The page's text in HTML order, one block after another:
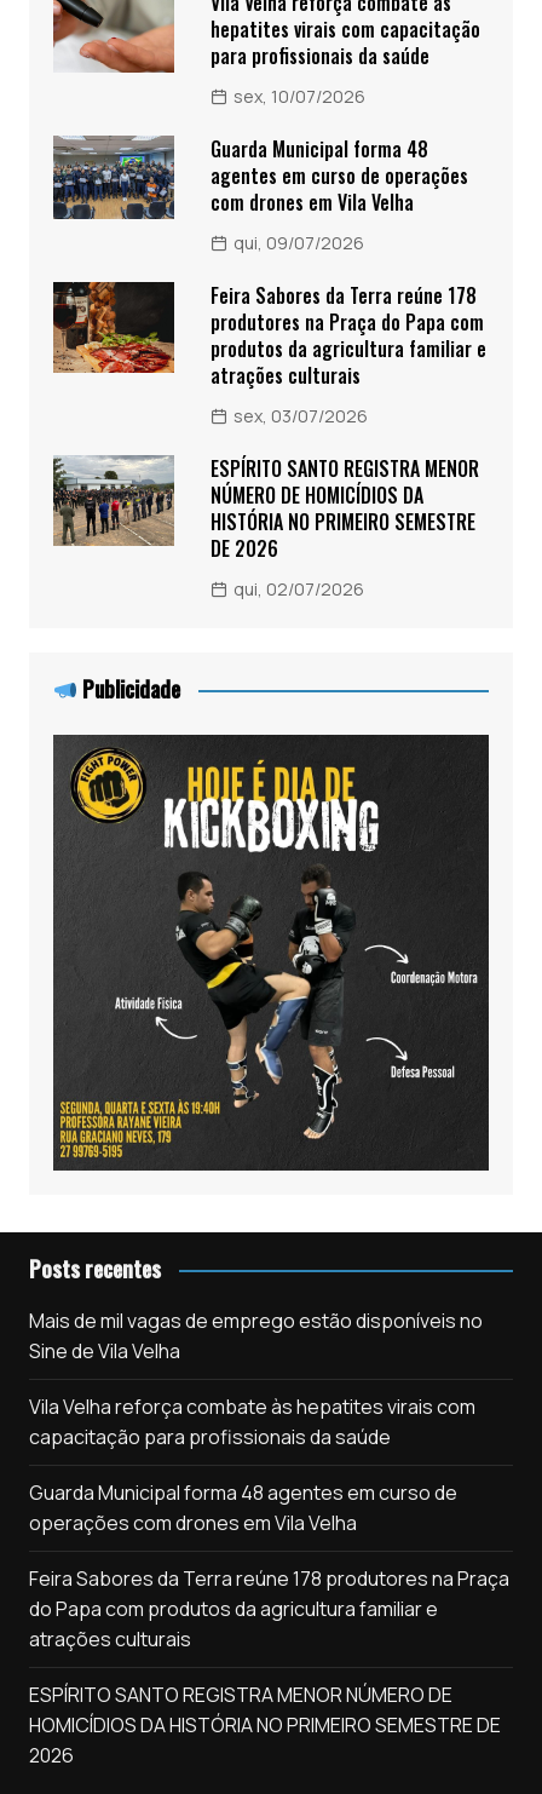
hepatites virais com capacitação
para profissionais da saúde
sex, 10/07/2026
Guarda Municipal forma 48
agentes em curso de operações
com drones em Vila Velha
qui, 09/07/2026
Feira Sabores da Terra reúne 178
produtores na Praça do Papa com
produtos da agricultura familiar e
atrações culturais
sex, 03/07/2026
ESPÍRITO SANTO REGISTRA MENOR
NÚMERO DE HOMICÍDIOS DA
HISTÓRIA NO PRIMEIRO SEMESTRE
DE 2026
qui, 02/07/2026
Publicidade
Posts recentes
Mais de mil vagas de emprego estão disponíveis no
Sine de Vila Velha
Vila Velha reforça combate às hepatites virais com
capacitação para profissionais da saúde
Guarda Municipal forma 48 agentes em curso de
operações com drones em Vila Velha
Feira Sabores da Terra reúne 178 produtores na Praça
do Papa com produtos da agricultura familiar e
atrações culturais
ESPÍRITO SANTO REGISTRA MENOR NÚMERO DE
HOMICÍDIOS DA HISTÓRIA NO PRIMEIRO SEMESTRE DE
2026